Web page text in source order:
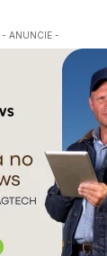
- ANUNCIE -